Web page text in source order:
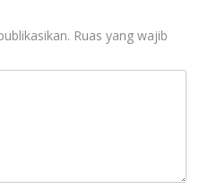
Ruas yang wajib